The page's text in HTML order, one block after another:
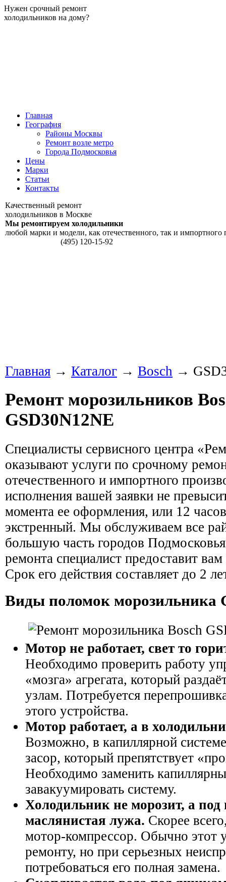
Нужен срочный ремонт
холодильников на дому?
Главная
География
Районы Москвы
Ремонт возле метро
Города Подмосковья
Цены
Марки
Статьи
Контакты
Качественный ремонт
холодильников в Москве
Мы ремонтируем холодильники
любой марки и модели, как отечественного, так и импортного
(495) 120-15-92
Главная → Каталог → Bosch →
Ремонт морозильников
GSD30N12NE
Специалисты сервисного центра
оказывают услуги по срочному
отечественного и импортного
исполнения вашей заявки не
момента ее оформления, или 12
экстренный. Мы обслуживаем все
большую часть городов
ремонта специалист предоставит
Срок его действия составляет до 2
Виды поломок морозильника
Мотор не работает, свет то
Необходимо проверить работу
«мозга» агрегата, который
узлам. Потребуется
этого устройства.
Мотор работает, а в
Возможно, в капиллярной системе
засор, который препятствует
Необходимо заменить
завакуумировать систему.
Холодильник не морозит, а под
маслянистая лужа. Скорее
мотор-компрессор. Обычно этот
ремонту, но при серьезных
потребоваться его полная замена.